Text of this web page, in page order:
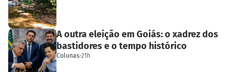
A outra eleição em Goiás: o xadrez dos
bastidores e o tempo histórico
Colunas·21h